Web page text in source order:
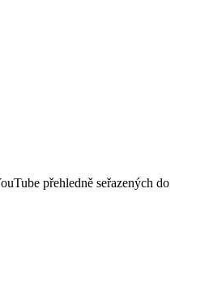
přehledně seřazených do